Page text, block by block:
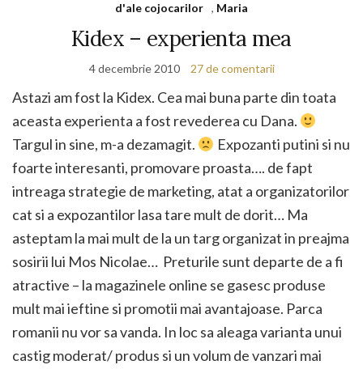
d'ale cojocarilor , Maria
Kidex – experienta mea
4 decembrie 2010 27 de comentarii
Astazi am fost la Kidex. Cea mai buna parte din toata
aceasta experienta a fost revederea cu Dana.
Targul in sine, m-a dezamagit.
Expozanti putini si nu
foarte interesanti, promovare proasta…. de fapt
intreaga strategie de marketing, atat a organizatorilor
cat si a expozantilor lasa tare mult de dorit… Ma
asteptam la mai mult de la un targ organizat in preajma
sosirii lui Mos Nicolae… Preturile sunt departe de a fi
atractive – la magazinele online se gasesc produse
mult mai ieftine si promotii mai avantajoase. Parca
romanii nu vor sa vanda. In loc sa aleaga varianta unui
castig moderat/ produs si un volum de vanzari mai